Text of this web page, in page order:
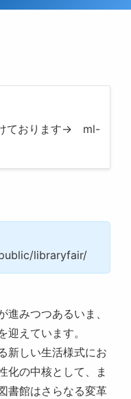
けております→ ml-
libraryfair/
進みつつあるいま、
えています。
新しい生活様式にお
化の中核として、ま
書館はさらなる変革